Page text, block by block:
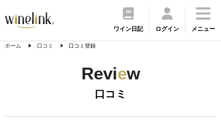
ワイン日記 ログイン メニュー
ホーム 口コミ 口コミ登録
Review
口コミ